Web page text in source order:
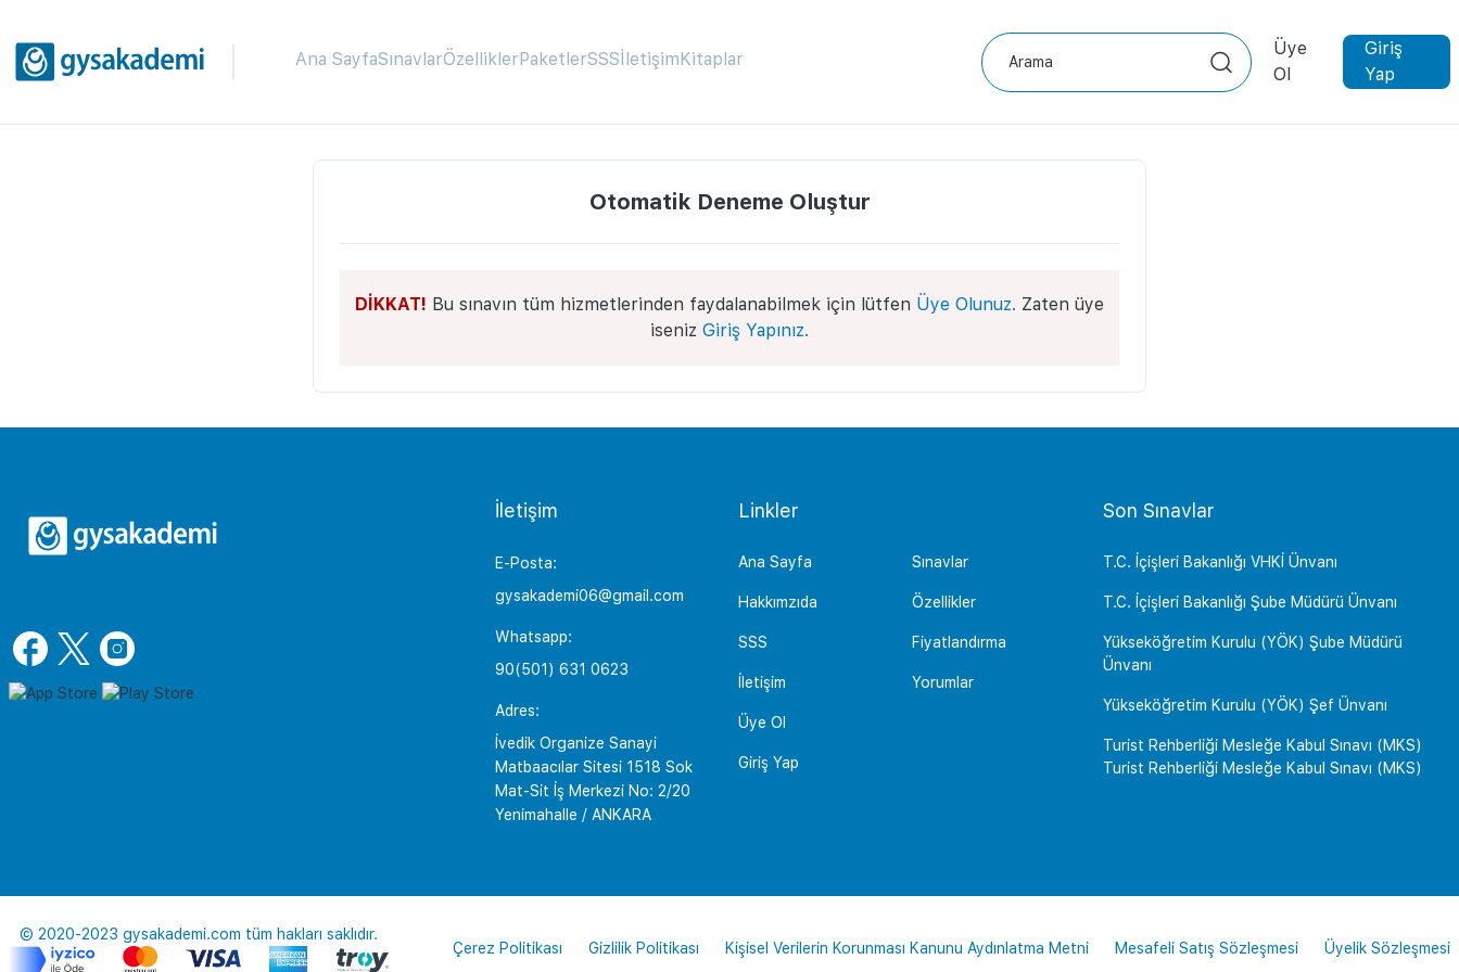
Ana SayfaSınavlarÖzelliklerPaketlerSSSİletişimKitaplar
Üye
Ol
Giriş
Yap
Otomatik Deneme Oluştur
DİKKAT! Bu sınavın tüm hizmetlerinden faydalanabilmek için lütfen Üye Olunuz. Zaten üye
iseniz Giriş Yapınız.
İletişim
E-Posta:
gysakademi06@gmail.com
Whatsapp:
90(501) 631 0623
Adres:
İvedik Organize Sanayi
Matbaacılar Sitesi 1518 Sok
Mat-Sit İş Merkezi No: 2/20
Yenimahalle / ANKARA
Linkler
Ana Sayfa
Hakkımzıda
SSS
İletişim
Üye Ol
Giriş Yap
Sınavlar
Özellikler
Fiyatlandırma
Yorumlar
Son Sınavlar
T.C. İçişleri Bakanlığı VHKİ Ünvanı
T.C. İçişleri Bakanlığı Şube Müdürü Ünvanı
Yükseköğretim Kurulu (YÖK) Şube Müdürü
Ünvanı
Yükseköğretim Kurulu (YÖK) Şef Ünvanı
Turist Rehberliği Mesleğe Kabul Sınavı (MKS)
Turist Rehberliği Mesleğe Kabul Sınavı (MKS)
© 2020-2023 gysakademi.com tüm hakları saklıdır.
Çerez Politikası
Gizlilik Politikası Kişisel Verilerin Korunması Kanunu Aydınlatma Metni Mesafeli Satış Sözleşmesi Üyelik Sözleşmesi